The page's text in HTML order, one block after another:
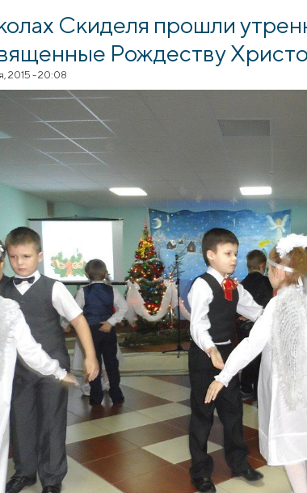
Скиделя прошли
Рождеству
2015 - 20:08